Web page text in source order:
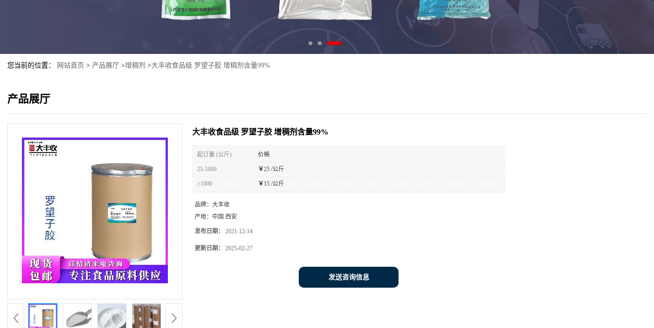
您当前的位置： 网站首页 > 产品展厅 >增稠剂 >大丰收食品级 罗望子胶 增稠剂含量99%
产品展厅
大丰收食品级 罗望子胶 增稠剂含量99%
起订量 (公斤) 价格
25-1000 ￥25 /公斤
≥1000 ￥ 15 /公斤
品牌： 大丰收
产地： 中国 西安
发布日期： 2021-12-14
更新日期： 2025-02-27
发送咨询信息